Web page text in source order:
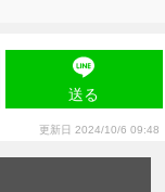
送る
更新日 2024/10/6 09:48